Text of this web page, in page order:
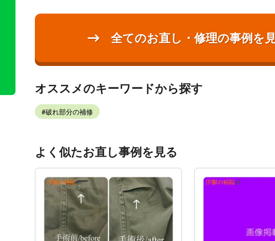
全てのお直し・修理の事例を
オススメのキーワードから探す
破れ部分の補修
よく似たお直し事例を見る